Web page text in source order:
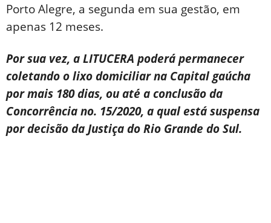
Porto Alegre, a segunda em sua gestão, em
apenas 12 meses.
Por sua vez, a LITUCERA poderá permanecer
coletando o lixo domiciliar na Capital gaúcha
por mais 180 dias, ou até a conclusão da
Concorrência no. 15/2020, a qualestá suspensa
por decisão da Justiça do Rio Grande do Sul.